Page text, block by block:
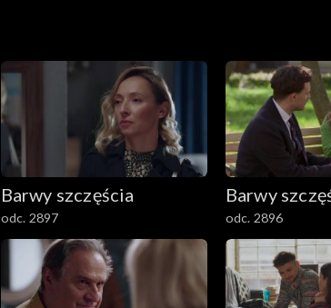
Barwy szczęścia
odc. 2897
Barwy
odc. 2896